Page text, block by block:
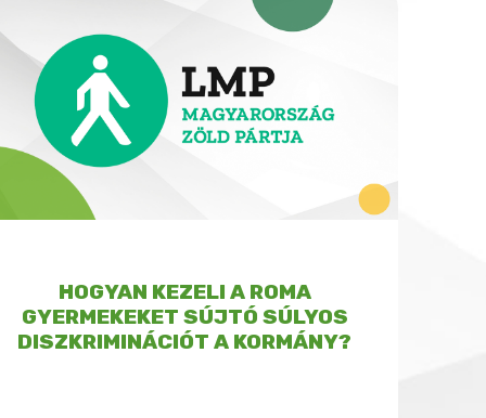
HOGYAN KEZELI A ROMA
GYERMEKEKET SÚJTÓ SÚLYOS
DISZKRIMINÁCIÓT A KORMÁNY?